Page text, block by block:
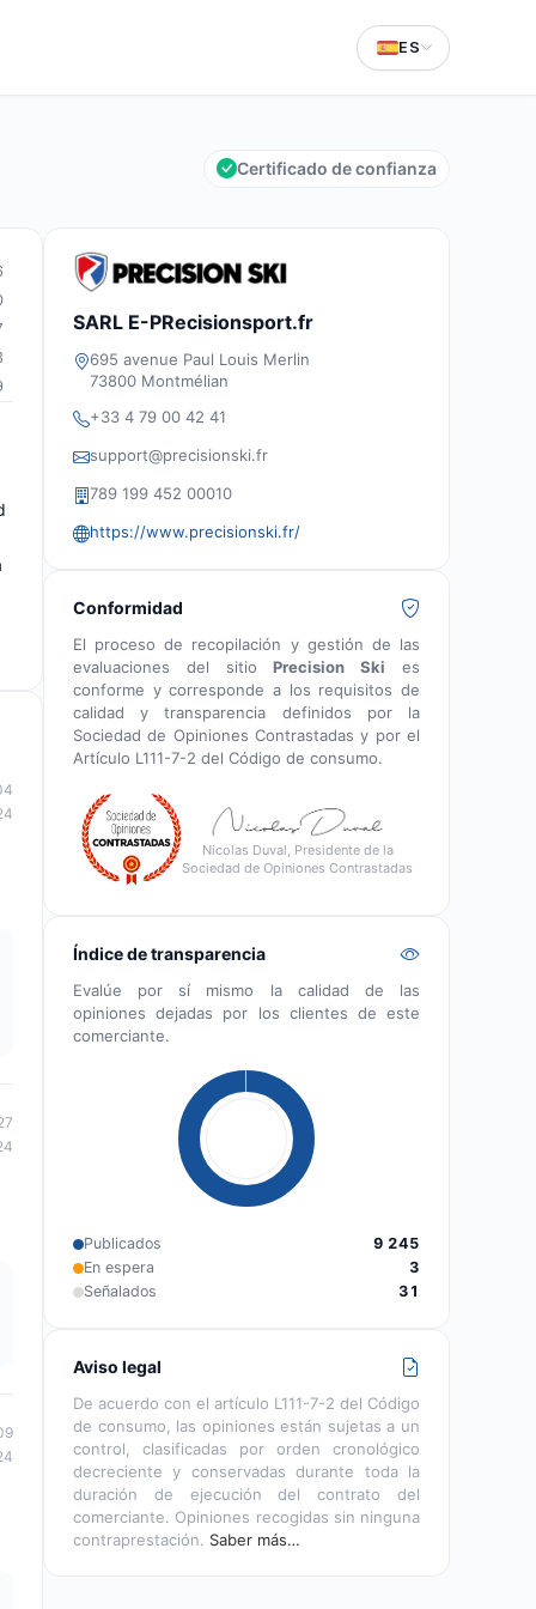
ES
Certificado de confianza
SARL E-PRecisionsport.fr
695 avenue Paul Louis Merlin
73800 Montmélian
+33 4 79 00 42 41
support@precisionski.fr
789 199 452 00010
https://www.precisionski.fr/
Conformidad
El proceso de recopilación y gestión de las
evaluaciones del sitioPrecision Ski es
conforme y corresponde a los requisitos de
calidad y transparencia definidos por la
Sociedad de Opiniones Contrastadas y por el
Artículo L111-7-2 del Código de consumo.
Nicolas Duval, Presidente de la
Sociedad de Opiniones Contrastadas
Índice de transparencia
Evalúe por sí mismo la calidad de las
opiniones dejadas por los clientes de este
comerciante.
Publicados
9 245
En espera
3
Señalados
31
Aviso legal
De acuerdo con el artículo L111-7-2 del Código
de consumo, las opiniones están sujetas a un
control, clasificadas por orden cronológico
decreciente y conservadas durante toda la
duración de ejecución del contrato del
comerciante. Opiniones recogidas sin ninguna
contraprestación. Saber más…